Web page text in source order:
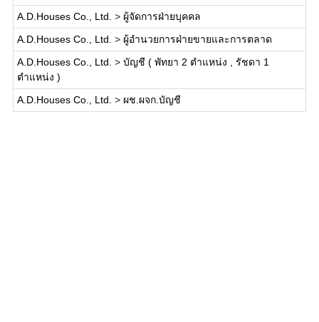
A.D.Houses Co., Ltd. > ผู้จัดการฝ่ายบุคคล
A.D.Houses Co., Ltd. > ผู้อำนวยการฝ่ายขายและการตลาด
A.D.Houses Co., Ltd. > บัญชี ( พัทยา 2 ตำแหน่ง , รัชดา 1
ตำแหน่ง )
A.D.Houses Co., Ltd. > ผช.ผจก.บัญชี